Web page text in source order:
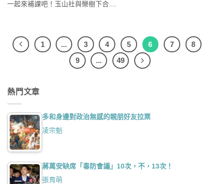
一起來補課吧！玉山社與欒樹下合....
1 ... 3 4 5 6 7
8
9
... 49
熱門文章
多和身邊對政治無感的親朋好友拉票
凌宗魁
蔣萬安缺席「毒防會議」10次，不，13次！
張育萌